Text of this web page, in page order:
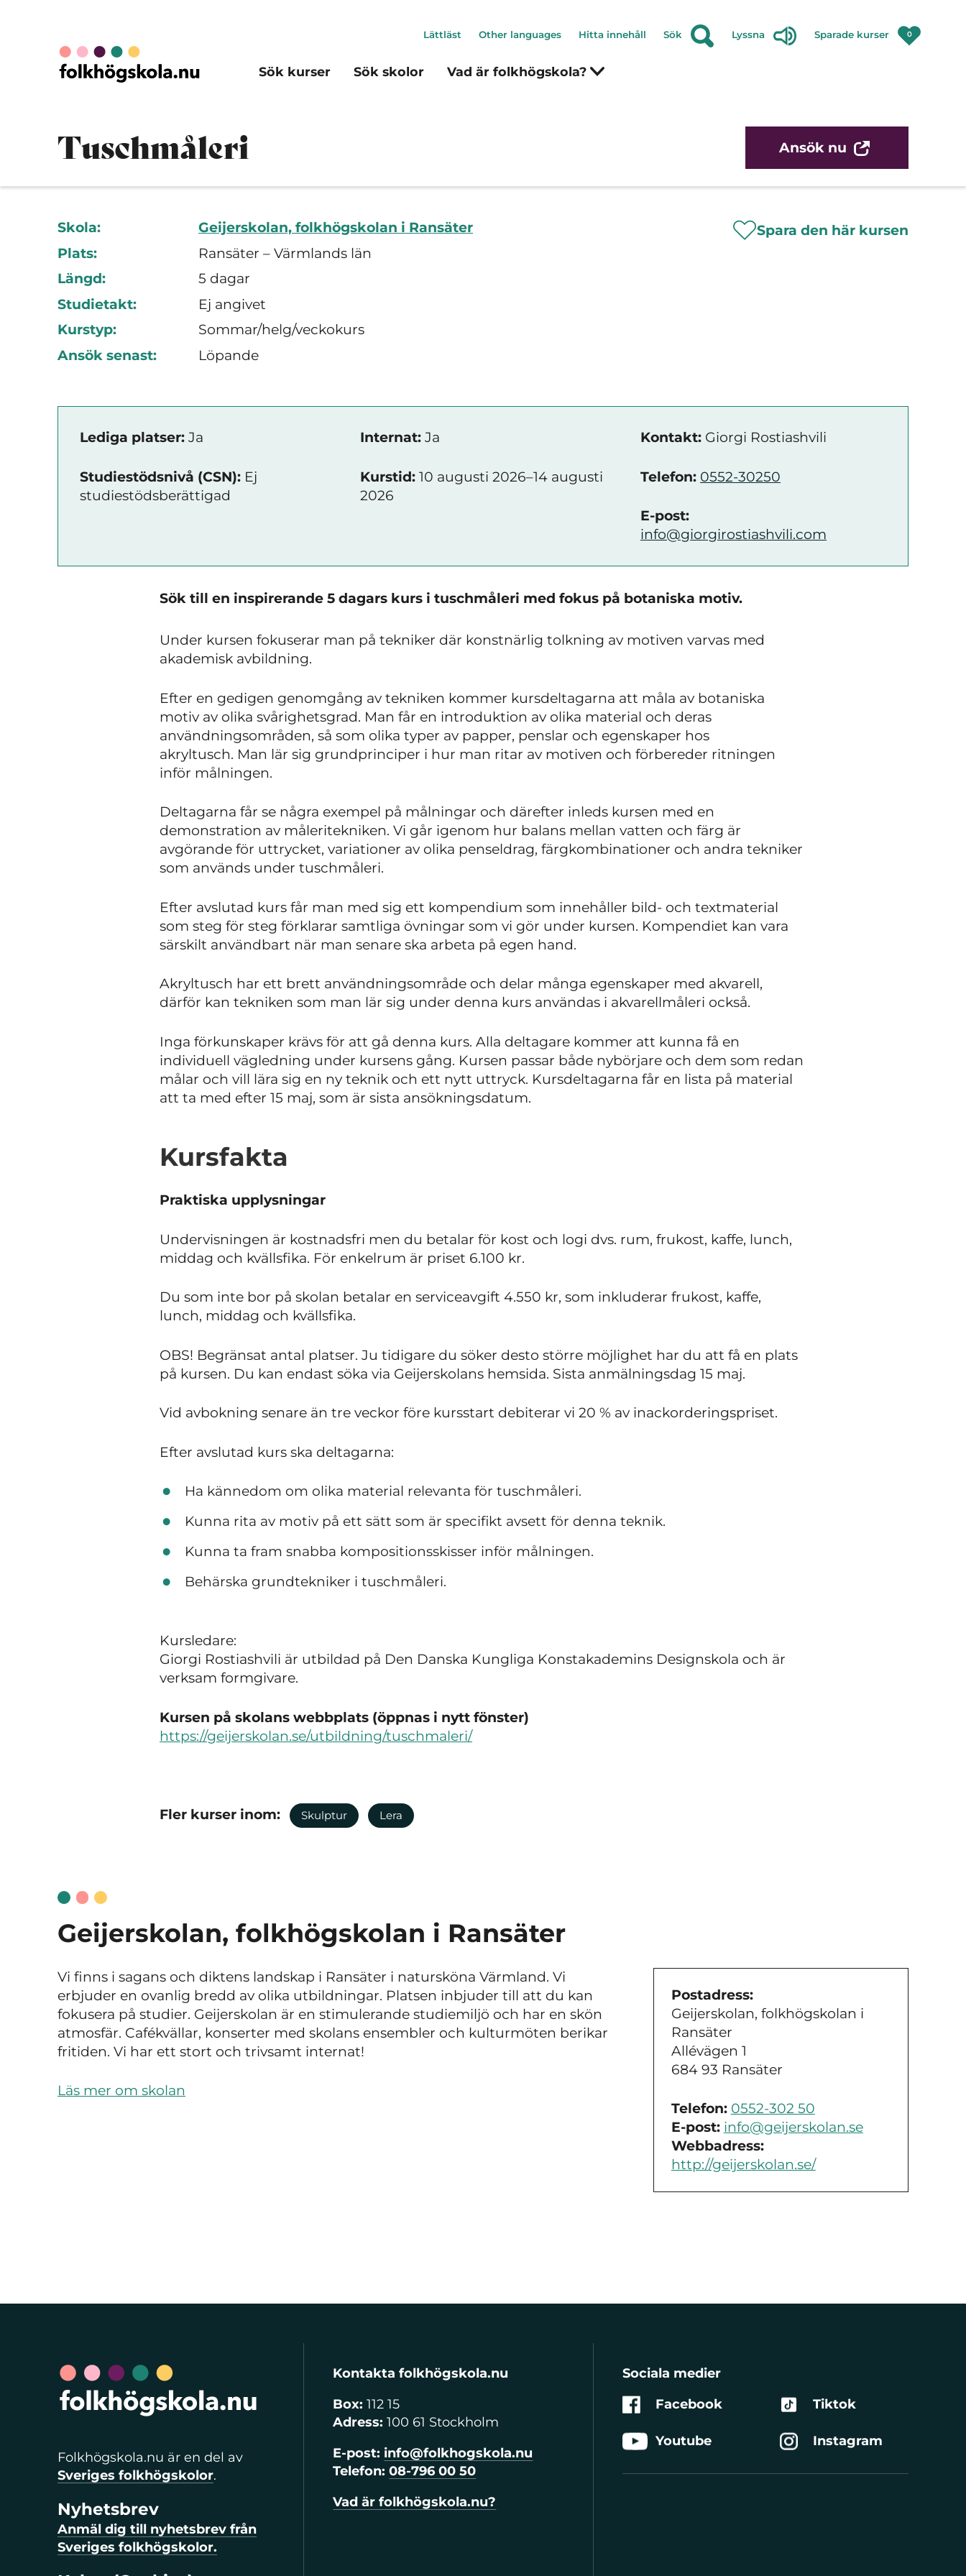
Sök kurser Sök skolor Vad är folkhögskola?
Lättläst Other languages Hitta innehåll Sök Lyssna Sparade kurser 0
Tuschmåleri Ansök nu
Skola:
Geijerskolan, folkhögskolan i Ransäter
Plats:
Ransäter – Värmlands län
Längd:
5 dagar
Studietakt:
Ej angivet
Kurstyp:
Sommar/helg/veckokurs
Ansök senast:
Löpande
Spara den här kursen
Lediga platser: Ja
Studiestödsnivå (CSN): Ej
studiestödsberättigad
Internat: Ja
Kurstid: 10 augusti 2026–14 augusti
2026
Kontakt: Giorgi Rostiashvili
Telefon: 0552-30250
E-post:
info@giorgirostiashvili.com
Sök till en inspirerande 5 dagars kurs i tuschmåleri med fokus på botaniska motiv.
Under kursen fokuserar man på tekniker där konstnärlig tolkning av motiven varvas med
akademisk avbildning.
Efter en gedigen genomgång av tekniken kommer kursdeltagarna att måla av botaniska
motiv av olika svårighetsgrad. Man får en introduktion av olika material och deras
användningsområden, så som olika typer av papper, penslar och egenskaper hos
akryltusch. Man lär sig grundprinciper i hur man ritar av motiven och förbereder ritningen
inför målningen.
Deltagarna får se några exempel på målningar och därefter inleds kursen med en
demonstration av måleritekniken. Vi går igenom hur balans mellan vatten och färg är
avgörande för uttrycket, variationer av olika penseldrag, färgkombinationer och andra tekniker
som används under tuschmåleri.
Efter avslutad kurs får man med sig ett kompendium som innehåller bild- och textmaterial
som steg för steg förklarar samtliga övningar som vi gör under kursen. Kompendiet kan vara
särskilt användbart när man senare ska arbeta på egen hand.
Akryltusch har ett brett användningsområde och delar många egenskaper med akvarell,
därför kan tekniken som man lär sig under denna kurs användas i akvarellmåleri också.
Inga förkunskaper krävs för att gå denna kurs. Alla deltagare kommer att kunna få en
individuell vägledning under kursens gång. Kursen passar både nybörjare och dem som redan
målar och vill lära sig en ny teknik och ett nytt uttryck. Kursdeltagarna får en lista på material
att ta med efter 15 maj, som är sista ansökningsdatum.
Kursfakta
Praktiska upplysningar
Undervisningen är kostnadsfri men du betalar för kost och logi dvs. rum, frukost, kaffe, lunch,
middag och kvällsfika. För enkelrum är priset 6.100 kr.
Du som inte bor på skolan betalar en serviceavgift 4.550 kr, som inkluderar frukost, kaffe,
lunch, middag och kvällsfika.
OBS! Begränsat antal platser. Ju tidigare du söker desto större möjlighet har du att få en plats
på kursen. Du kan endast söka via Geijerskolans hemsida. Sista anmälningsdag 15 maj.
Vid avbokning senare än tre veckor före kursstart debiterar vi 20 % av inackorderingspriset.
Efter avslutad kurs ska deltagarna:
Ha kännedom om olika material relevanta för tuschmåleri.
Kunna rita av motiv på ett sätt som är specifikt avsett för denna teknik.
Kunna ta fram snabba kompositionsskisser inför målningen.
Behärska grundtekniker i tuschmåleri.
Kursledare:
Giorgi Rostiashvili är utbildad på Den Danska Kungliga Konstakademins Designskola och är
verksam formgivare.
Kursen på skolans webbplats (öppnas i nytt fönster)
https://geijerskolan.se/utbildning/tuschmaleri/
Fler kurser inom: Skulptur Lera
Geijerskolan, folkhögskolan i Ransäter
Vi finns i sagans och diktens landskap i Ransäter i natursköna Värmland. Vi
erbjuder en ovanlig bredd av olika utbildningar. Platsen inbjuder till att du kan
fokusera på studier. Geijerskolan är en stimulerande studiemiljö och har en skön
atmosfär. Cafékvällar, konserter med skolans ensembler och kulturmöten berikar
fritiden. Vi har ett stort och trivsamt internat!
Läs mer om skolan
Postadress:
Geijerskolan, folkhögskolan i
Ransäter
Allévägen 1
684 93 Ransäter
Telefon: 0552-302 50
E-post: info@geijerskolan.se
Webbadress:
http://geijerskolan.se/
Folkhögskola.nu är en del av
Sveriges folkhögskolor.
Nyhetsbrev
Anmäl dig till nyhetsbrev från
Sveriges folkhögskolor.
Kontakta folkhögskola.nu
Box:112 15
Adress: 100 61 Stockholm
E-post: info@folkhogskola.nu
Telefon: 08-796 00 50
Vad är folkhögskola.nu?
Sociala medier
Facebook
Youtube
Tiktok
Instagram